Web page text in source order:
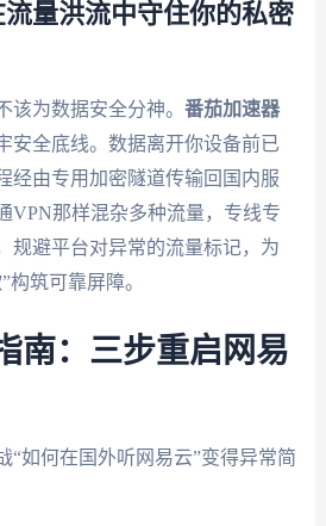
流量洪流中守住你的私密
该为数据安全分神。 番茄加速器
安全底线。数据离开你设备前已
经由专用加密隧道传输回国内服
VPN那样混杂多种流量，专线专
规避平台对异常的流量标记，为
构筑可靠屏障。
南：三步重启网易
“如何在国外听网易云”变得异常简